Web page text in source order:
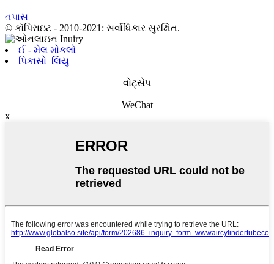
તપાસ
© કૉપિરાઇટ - 2010-2021: સર્વાધિકાર સુરક્ષિત.
ઈ - મેલ મોકલો
પિકાસો_લિયુ
વોટ્સેપ
WeChat
x